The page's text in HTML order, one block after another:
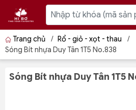
Trang chủ / Rổ - giỏ - xọt - thau
/
Sóng Bít nhựa Duy Tân 1T5 No.838
Sóng Bít nhựa Duy Tân 1T5